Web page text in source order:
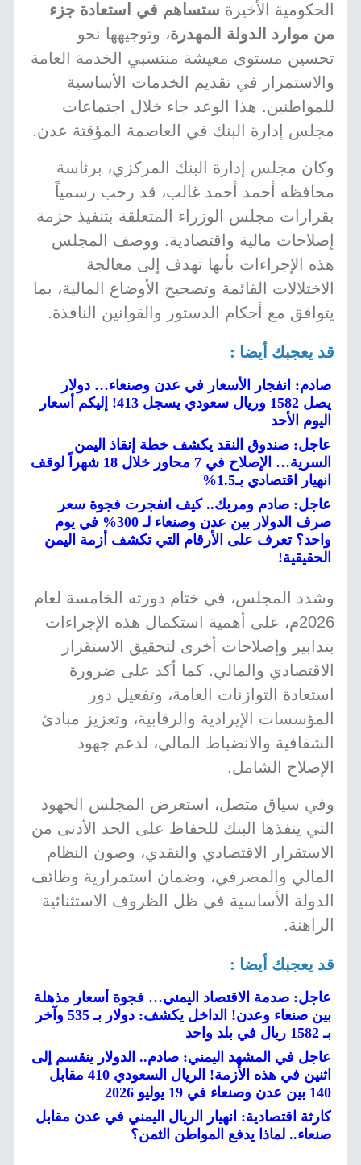
الحكومية الأخيرة ستساهم في استعادة جزء
من موارد الدولة المهدرة، وتوجيهها نحو
تحسين مستوى معيشة منتسبي الخدمة العامة
والاستمرار في تقديم الخدمات الأساسية
للمواطنين. هذا الوعد جاء خلال اجتماعات
مجلس إدارة البنك في العاصمة المؤقتة عدن.
وكان مجلس إدارة البنك المركزي، برئاسة
محافظه أحمد أحمد غالب، قد رحب رسمياً
بقرارات مجلس الوزراء المتعلقة بتنفيذ حزمة
إصلاحات مالية واقتصادية. ووصف المجلس
هذه الإجراءات بأنها تهدف إلى معالجة
الاختلالات القائمة وتصحيح الأوضاع المالية، بما
يتوافق مع أحكام الدستور والقوانين النافذة.
قد يعجبك أيضا :
صادم: انفجار الأسعار في عدن وصنعاء… دولار
يصل 1582 وريال سعودي يسجل 413! إليكم أسعار
اليوم الأحد
عاجل: صندوق النقد يكشف خطة إنقاذ اليمن
السرية… الإصلاح في 7 محاور خلال 18 شهراً لوقف
انهيار اقتصادي بـ1.5%
عاجل: صادم ومربك.. كيف انفجرت فجوة سعر
صرف الدولار بين عدن وصنعاء لـ 300% في يوم
واحد؟ تعرف على الأرقام التي تكشف أزمة اليمن
الحقيقية!
وشدد المجلس، في ختام دورته الخامسة لعام
2026م، على أهمية استكمال هذه الإجراءات
بتدابير وإصلاحات أخرى لتحقيق الاستقرار
الاقتصادي والمالي. كما أكد على ضرورة
استعادة التوازنات العامة، وتفعيل دور
المؤسسات الإيرادية والرقابية، وتعزيز مبادئ
الشفافية والانضباط المالي، لدعم جهود
الإصلاح الشامل.
وفي سياق متصل، استعرض المجلس الجهود
التي ينفذها البنك للحفاظ على الحد الأدنى من
الاستقرار الاقتصادي والنقدي، وصون النظام
المالي والمصرفي، وضمان استمرارية وظائف
الدولة الأساسية في ظل الظروف الاستثنائية
الراهنة.
قد يعجبك أيضا :
عاجل: صدمة الاقتصاد اليمني… فجوة أسعار مذهلة
بين صنعاء وعدن! الداخل يكشف: دولار بـ 535 وآخر
بـ 1582 ريال في بلد واحد
عاجل في المشهد اليمني: صادم.. الدولار ينقسم إلى
اثنين في هذه الأزمة! الريال السعودي 410 مقابل
140 بين عدن وصنعاء في 19 يوليو 2026
كارثة اقتصادية: انهيار الريال اليمني في عدن مقابل
صنعاء.. لماذا يدفع المواطن الثمن؟